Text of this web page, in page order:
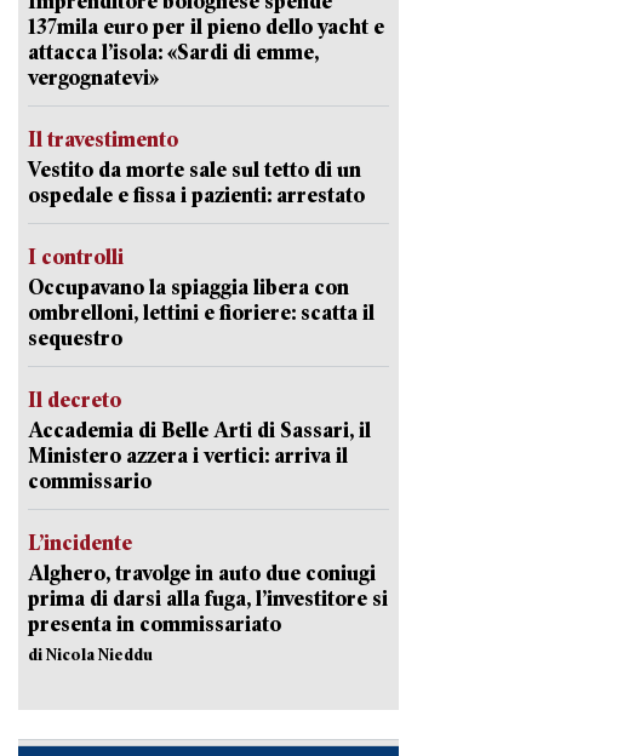
137mila euro per il pieno dello yacht e
attacca l’isola: «Sardi di emme,
vergognatevi»
Il travestimento
Vestito da morte sale sul tetto di un
ospedale e fissa i pazienti: arrestato
I controlli
Occupavano la spiaggia libera con
ombrelloni, lettini e fioriere: scatta il
sequestro
Il decreto
Accademia di Belle Arti di Sassari, il
Ministero azzera i vertici: arriva il
commissario
L’incidente
Alghero, travolge in auto due coniugi
prima di darsi alla fuga, l’investitore si
presenta in commissariato
di Nicola Nieddu